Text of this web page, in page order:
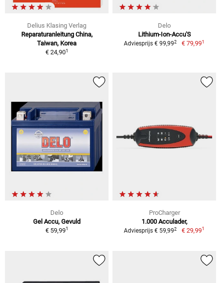
Delius Klasing Verlag
Reparaturanleitung China,
Taiwan, Korea
€ 24,901
Delo
Lithium-Ion-Accu'S
Adviesprijs € 99,992 € 79,991
Delo
Gel Accu, Gevuld
€ 59,991
ProCharger
1.000 Acculader,
Adviesprijs € 59,992 € 29,991